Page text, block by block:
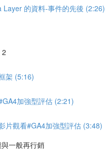
Layer 的資料-事件的先後 (2:26)
2
架 (5:16)
加強型評估 (2:21)
片觀看#GA4加強型評估 (3:48)
一般再行銷